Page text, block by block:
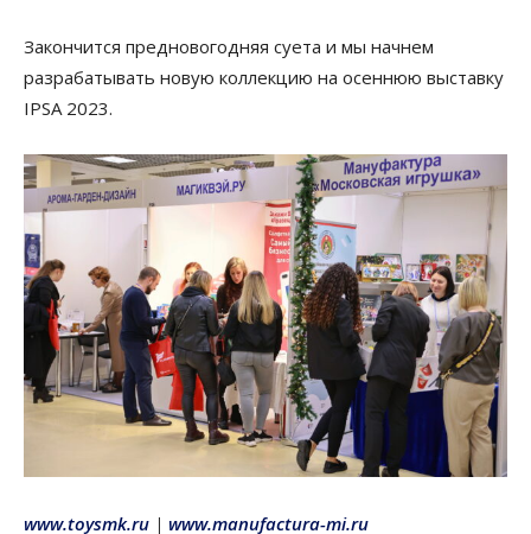
Закончится предновогодняя суета и мы начнем
разрабатывать новую коллекцию на осеннюю выставку
IPSA 2023.
www.toysmk.ru | www.manufactura-mi.ru